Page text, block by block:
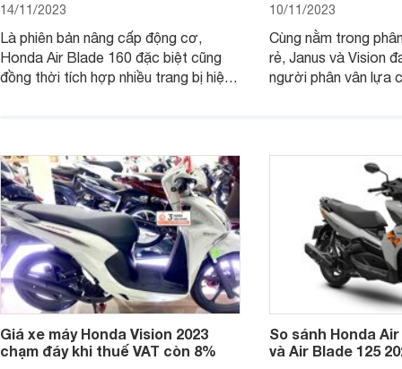
14/11/2023
Là phiên bản nâng cấp động cơ,
Honda Air Blade 160 đặc biệt cũng
đồng thời tích hợp nhiều trang bị hiện
10/11/2023
Cùng nằm trong
rẻ, Janus và Vision
người phân vân lựa
Giá xe máy Honda Vision 2023
chạm đáy khi thuế VAT còn 8%
So sánh Honda
và Air Blade 125